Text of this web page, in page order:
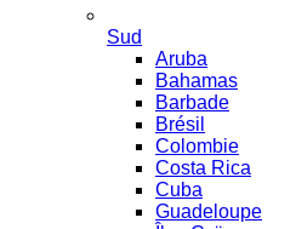
Sud
Aruba
Bahamas
Barbade
Brésil
Colombie
Costa Rica
Cuba
Guadeloupe